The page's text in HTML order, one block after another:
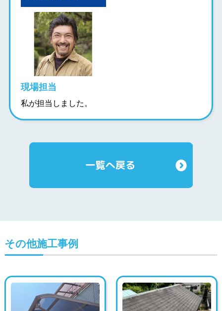
現場担当
私が担当しました。
その他施工事例